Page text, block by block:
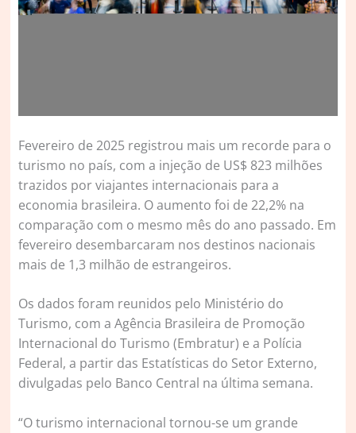
Fevereiro de 2025 registrou mais um recorde para o
turismo no país, com a injeção de US$ 823 milhões
trazidos por viajantes internacionais para a
economia brasileira. O aumento foi de 22,2% na
comparação com o mesmo mês do ano passado. Em
fevereiro desembarcaram nos destinos nacionais
mais de 1,3 milhão de estrangeiros.
Os dados foram reunidos pelo Ministério do
Turismo, com a Agência Brasileira de Promoção
Internacional do Turismo (Embratur) e a Polícia
Federal, a partir das Estatísticas do Setor Externo,
divulgadas pelo Banco Central na última semana.
“O turismo internacional tornou-se um grande